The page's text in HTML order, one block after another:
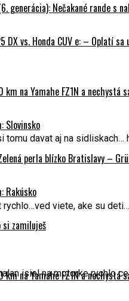
generácia): Nečakané rande s
DX vs. Honda CUV e: – Oplatí
km na Yamahe FZ1N a nechystá
Slovinsko
perla blízko Bratislavy –
Rakúsko
si zamiluješ
na Yamahe FZ1N a nechystá
tomu davat aj na sidliskach…
viete, ake su
isiel na motorke rychlo